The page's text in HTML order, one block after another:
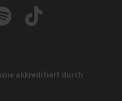
akkreditiert durch